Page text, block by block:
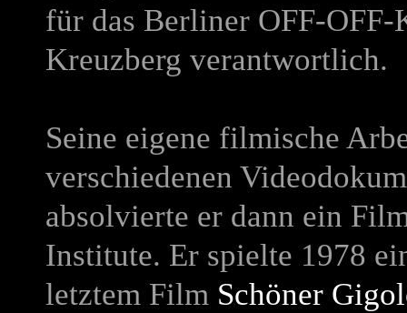
für das Berliner OFF-
Kreuzberg verantwortlich.
Seine eigene filmische
verschiedenen
absolvierte er dann ein
Institute. Er spielte 1978
letztem Film Schöner